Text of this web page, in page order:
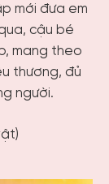
mới đưa em
cậu bé
mang theo
thương, đủ
người.